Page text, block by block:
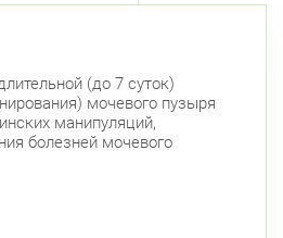
(до 7 суток)
мочевого пузыря
манипуляций,
болезней мочевого